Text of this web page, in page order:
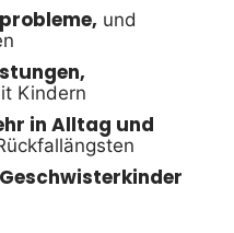
und
Kindern
in Alltag und